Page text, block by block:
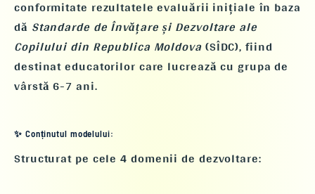
conformitate rezultatele evaluării inițiale în baza
dă Standarde de Învățare și Dezvoltare ale
Copilului din Republica Moldova(SÎDC), fiind
destinat educatorilor care lucrează cu grupa de
vârstă6-7 ani.
✨ Conținutul modelului:
Structurat pe cele 4 domenii de dezvoltare: